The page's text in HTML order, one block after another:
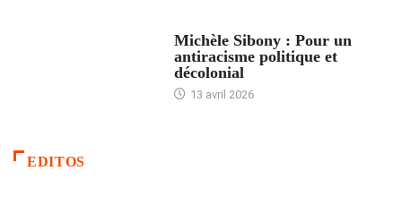
Michèle Sibony : Pour un
antiracisme politique et
décolonial
13 avril 2026
EDITOS